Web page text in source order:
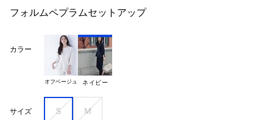
フォルムペプラムセットアップ
カラー
オフベージュ ネイビー
サイズ Ｓ Ｍ